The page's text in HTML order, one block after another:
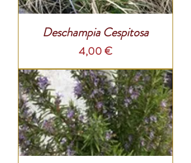
Deschampia Cespitosa
Prix
4,00 €